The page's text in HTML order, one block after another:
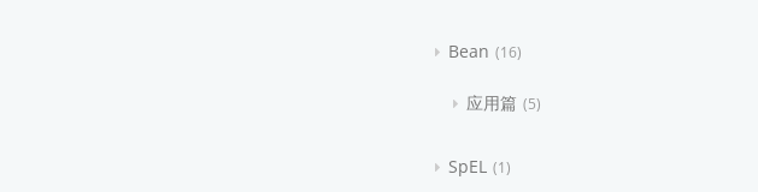
Bean 16
应用篇 5
SpEL 1